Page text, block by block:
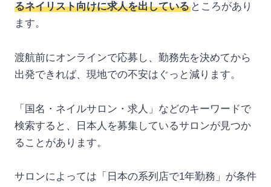
るネイリスト向けに求人を出しているところがあり
ます。
渡航前にオンラインで応募し、勤務先を決めてから
出発できれば、現地での不安はぐっと減ります。
「国名・ネイルサロン・求人」などのキーワードで
検索すると、日本人を募集しているサロンが見つか
ることがあります。
サロンによっては「日本の系列店で1年勤務」が条件